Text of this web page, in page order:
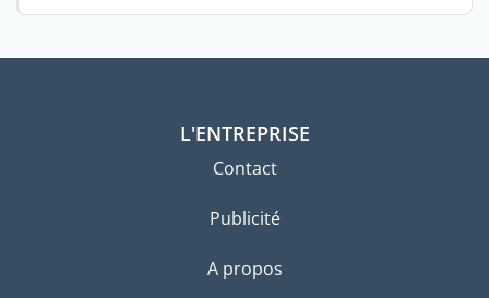
L'ENTREPRISE
Contact
Publicité
A propos